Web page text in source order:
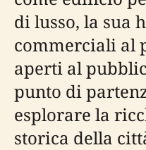
di lusso, la sua
commerciali al
aperti al
punto di
esplorare la
storica della